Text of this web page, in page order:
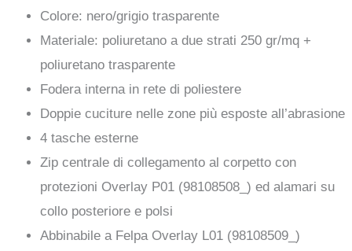
Colore: nero/grigio trasparente
Materiale: poliuretano a due strati 250 gr/mq +
poliuretano trasparente
Fodera interna in rete di poliestere
Doppie cuciture nelle zone più esposte all’abrasione
4 tasche esterne
Zip centrale di collegamento al corpetto con
protezioni Overlay P01 (98108508_) ed alamari su
collo posteriore e polsi
Abbinabile a Felpa Overlay L01 (98108509_)